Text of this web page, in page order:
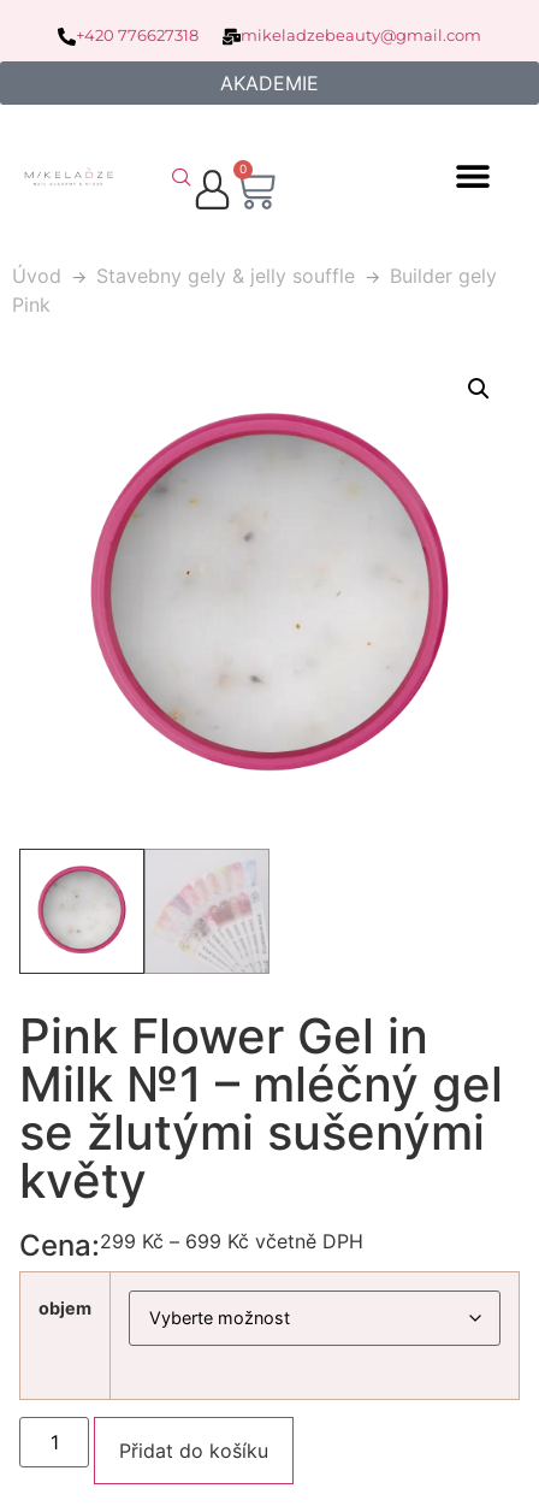
+420 776627318 mikeladzebeauty@gmail.com
AKADEMIE
0
Úvod Stavebny gely & jelly souffle
Builder gely
Pink
Pink Flower Gel in
Milk №1 – mléčný gel
se žlutými sušenými
květy
Cena:299 Kč – 699 Kč včetně DPH
objem
Přidat do košíku